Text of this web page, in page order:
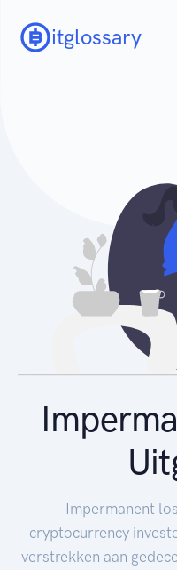
itglossary
Impermanent
cryptocurrency
verstrekken aan